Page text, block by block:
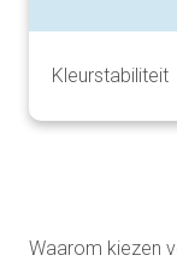
Kleurstabiliteit
Waarom kiezen